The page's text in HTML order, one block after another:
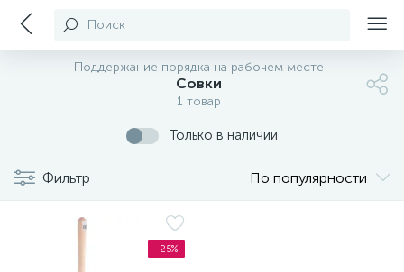
Поиск
Поддержание порядка на рабочем месте
Совки
1 товар
Только в наличии
Фильтр По популярности
-25%